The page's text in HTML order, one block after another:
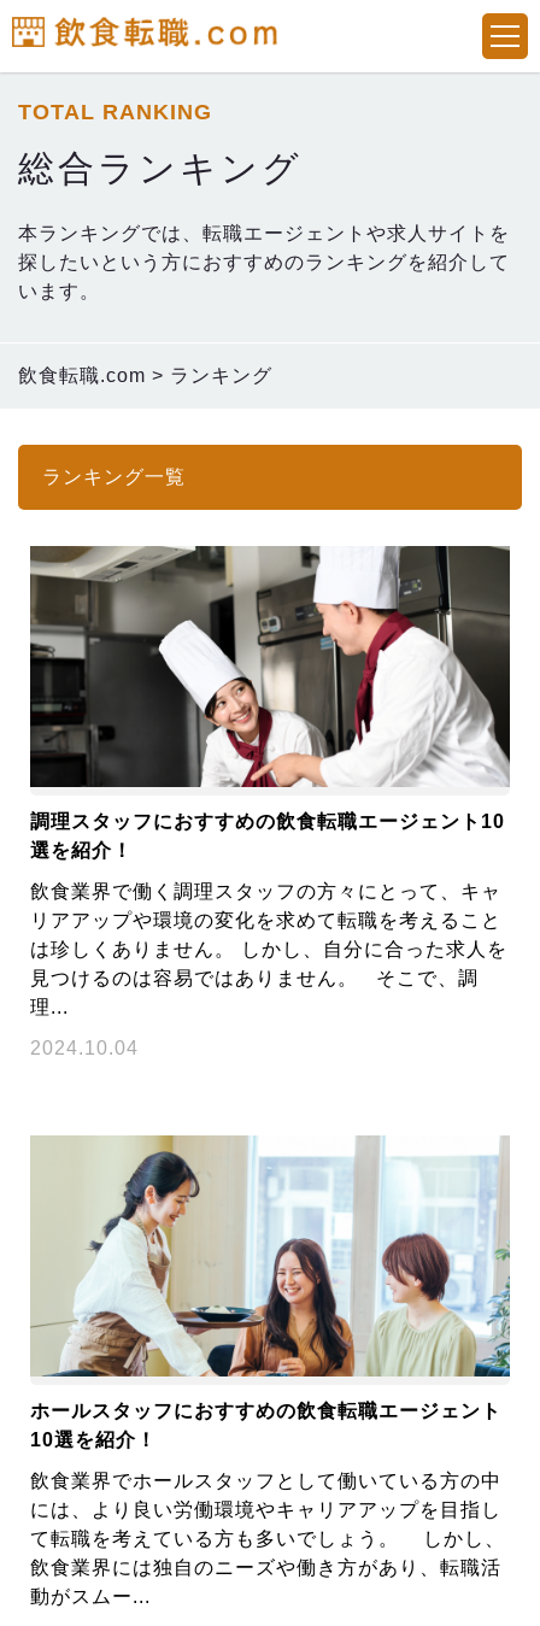
TOTAL RANKING
総合ランキング
本ランキングでは、転職エージェントや求人サイトを
探したいという方におすすめのランキングを紹介して
います。
飲食転職.com > ランキング
ランキング一覧
調理スタッフにおすすめの飲食転職エージェント10
選を紹介！
飲食業界で働く調理スタッフの方々にとって、キャ
リアアップや環境の変化を求めて転職を考えること
は珍しくありません。 しかし、自分に合った求人を
見つけるのは容易ではありません。 そこで、調
理...
2024.10.04
ホールスタッフにおすすめの飲食転職エージェント
10選を紹介！
飲食業界でホールスタッフとして働いている方の中
には、より良い労働環境やキャリアアップを目指し
て転職を考えている方も多いでしょう。 しかし、
飲食業界には独自のニーズや働き方があり、転職活
動がスムー...